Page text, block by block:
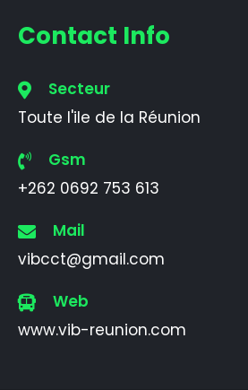
Contact Info
Secteur
Toute l'ile de la Réunion
Gsm
+262 0692 753 613
Mail
vibcct@gmail.com
Web
www.vib-reunion.com